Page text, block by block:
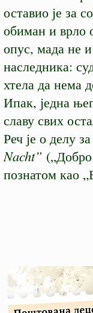
оставио је за
обиман и врло
опус, мада не и
наследника:
хтела да нема
Ипак, једна
славу свих
Реч је о делу
Nacht”
познатом као